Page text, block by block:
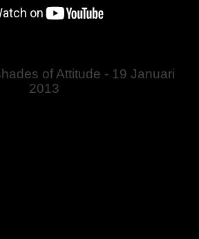
of Attitude - 19 Januari
2013